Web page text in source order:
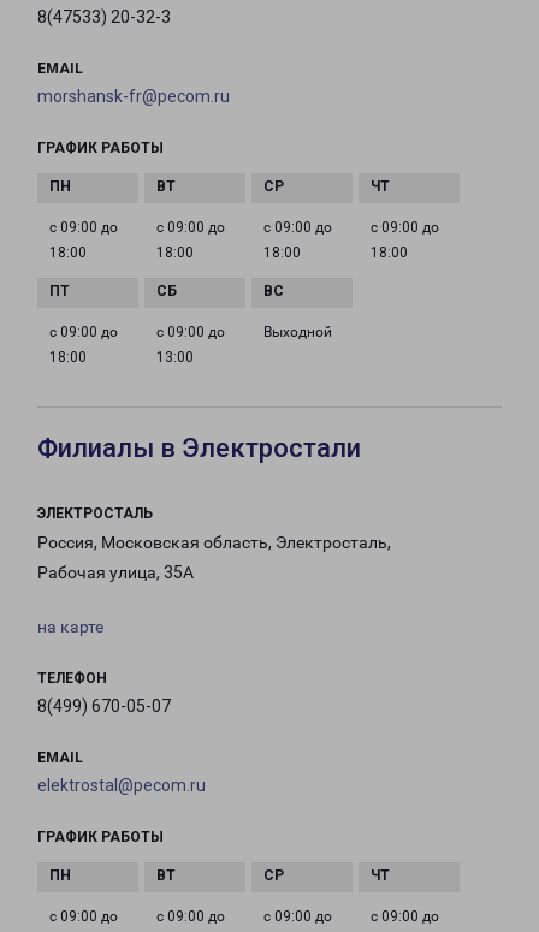
8(47533) 20-32-3
EMAIL
morshansk-fr@pecom.ru
ГРАФИК РАБОТЫ
с 09:00 до
18:00
с 09:00 до
18:00
с 09:00 до
18:00
с 09:00 до
18:00
с 09:00 до
18:00
с 09:00 до
13:00
Выходной
Филиалы в Электростали
ЭЛЕКТРОСТАЛЬ
Россия, Московская область, Электросталь,
Рабочая улица, 35А
на карте
ТЕЛЕФОН
8(499) 670-05-07
EMAIL
elektrostal@pecom.ru
ГРАФИК РАБОТЫ
с 09:00 до с 09:00 до с 09:00 до с 09:00 до